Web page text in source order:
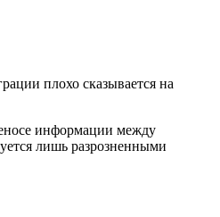
плохо сказывается на
информации между
лишь разрозненными